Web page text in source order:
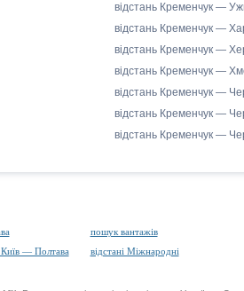
відстань Кременчук —
відстань Кременчук —
відстань Кременчук —
відстань Кременчук —
відстань Кременчук —
відстань Кременчук —
відстань Кременчук —
пошук вантажів
Київ — Полтава відстані Міжнародні